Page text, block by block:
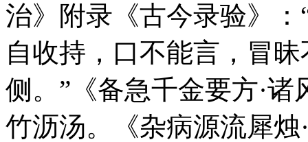
治》附录《古今录验》
自收持，口不能言，冒
侧。”《备急千金要方·
竹沥汤。《杂病源流犀